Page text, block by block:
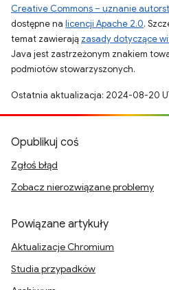
Creative Commons – uznanie
dostępne na licencji Apache 2.0.
temat zawierają zasady dotyczące
Java jest zastrzeżonym znakiem
podmiotów stowarzyszonych.
Ostatnia aktualizacja: 2024-08-20
Opublikuj coś
Zgłoś błąd
Zobacz nierozwiązane problemy
Powiązane artykuły
Aktualizacje Chromium
Studia przypadków